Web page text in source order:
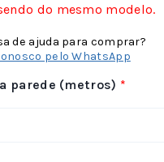
do mesmo modelo.
de ajuda para comprar?
pelo WhatsApp
parede (metros) *